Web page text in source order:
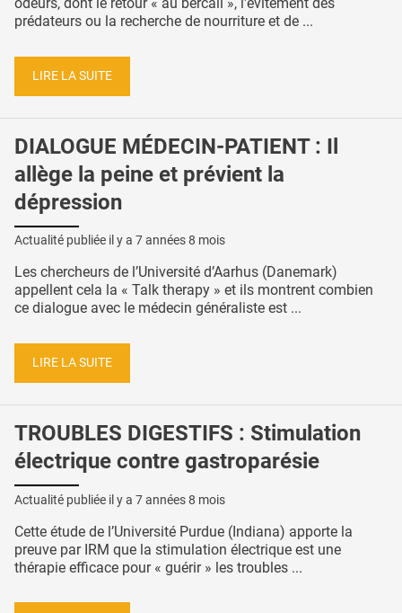
prédateurs ou la recherche de nourriture et de ...
LIRE LA SUITE
DIALOGUE MÉDECIN-PATIENT : Il
allège la peine et prévient la
dépression
Actualité publiée il y a 7 années 8 mois
Les chercheurs de l’Université d’Aarhus (Danemark)
appellent cela la « Talk therapy » et ils montrent combien
ce dialogue avec le médecin généraliste est ...
LIRE LA SUITE
TROUBLES DIGESTIFS : Stimulation
électrique contre gastroparésie
Actualité publiée il y a 7 années 8 mois
Cette étude de l’Université Purdue (Indiana) apporte la
preuve par IRM que la stimulation électrique est une
thérapie efficace pour « guérir » les troubles ...